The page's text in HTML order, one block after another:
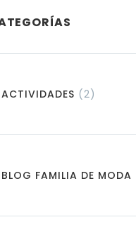
ACTIVIDADES (2)
BLOG FAMILIA DE MODA